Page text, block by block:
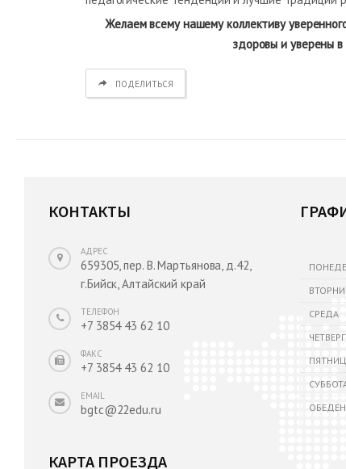
Желаем всему нашему коллективу
здоровы и уверены
ПОДЕЛИТЬСЯ
КОНТАКТЫ
АДРЕС
659305, пер. В. Мартьянова, д.42,
г.Бийск, Алтайский край
ТЕЛЕФОН
+7 3854 43 62 10
ФАКС
+7 3854 43 62 10
EMAIL
bgtc@22edu.ru
СРЕДА
ЧЕТВЕРГ
КАРТА ПРОЕЗДА